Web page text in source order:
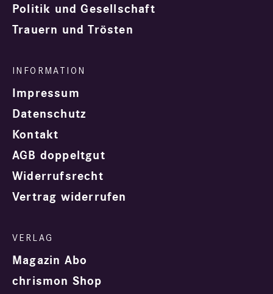
Politik und Gesellschaft
Trauern und Trösten
Impressum
Datenschutz
Kontakt
AGB doppeltgut
Widerrufsrecht
Vertrag widerrufen
Magazin Abo
chrismon Shop